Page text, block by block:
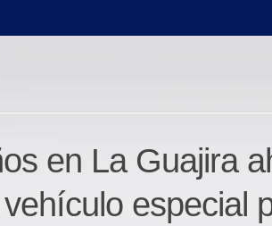
en La Guajira
especial